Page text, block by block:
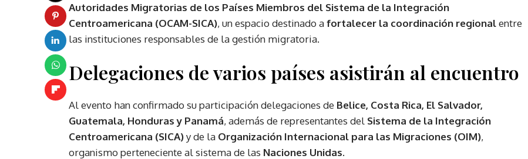
Autoridades Migratorias de los Países Miembros del Sistema de la Integración
Centroamericana (OCAM-SICA), un espacio destinado afortalecer la coordinación regionalentre
las instituciones responsables de la gestión migratoria.
Delegaciones de varios países asistirán al encuentro
Al evento han confirmado su participación delegaciones de Belice, Costa Rica, El Salvador,
Guatemala, Honduras y Panamá, además de representantes del Sistema de la Integración
Centroamericana (SICA)y de la Organización Internacional para las Migraciones (OIM),
organismo perteneciente al sistema de las Naciones Unidas.